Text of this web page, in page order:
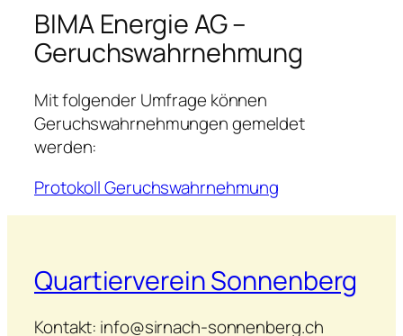
BIMA Energie AG –
Geruchswahrnehmung
Mit folgender Umfrage können
Geruchswahrnehmungen gemeldet
werden:
Protokoll Geruchswahrnehmung
Quartierverein Sonnenberg
Kontakt: info@sirnach-sonnenberg.ch